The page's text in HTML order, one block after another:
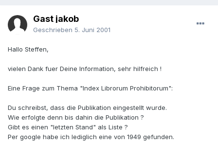
Gast jakob
Geschrieben 5. Juni 2001
Hallo Steffen,
vielen Dank fuer Deine Information, sehr hilfreich !
Eine Frage zum Thema "Index Librorum Prohibitorum":
Du schreibst, dass die Publikation eingestellt wurde.
Wie erfolgte denn bis dahin die Publikation ?
Gibt es einen "letzten Stand" als Liste ?
Per google habe ich lediglich eine von 1949 gefunden.